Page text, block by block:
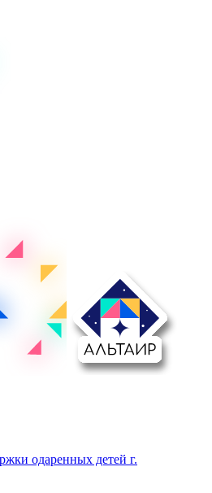
одаренных детей г.